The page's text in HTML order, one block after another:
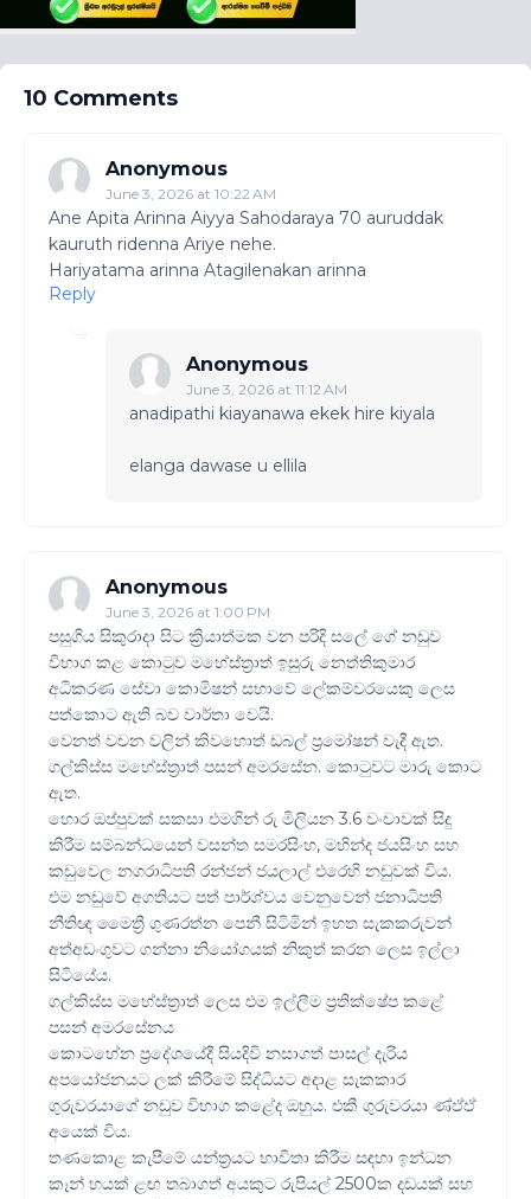
10 Comments
Anonymous
June 3, 2026 at 10:22 AM
Ane Apita Arinna Aiyya Sahodaraya 70 auruddak
kauruth ridenna Ariye nehe.
Hariyatama arinna Atagilenakan arinna
Reply
Anonymous
June 3, 2026 at 11:12 AM
anadipathi kiayanawa ekek hire kiyala
elanga dawase u ellila
Anonymous
June 3, 2026 at 1:00 PM
පසුගිය සිකුරාදා සිට ක්‍රියාත්මක වන පරිදි සලේ ගේ නඩුව
විභාග කළ කොටුව මහේස්ත්‍රාත් ඉසුරු නෙත්තිකුමාර
අධිකරණ සේවා කොමිෂන් සභාවේ ලේකම්වරයෙකු ලෙස
පත්කොට ඇති බව වාර්තා වෙයි.
වෙනත් වචන වලින් කිවහොත් ඩබල් ප්‍රමෝෂන් වැදී ඇත.
ගල්කිස්ස මහේස්ත්‍රාත් පසන් අමරසේන. කොටුවට මාරු කොට
ඇත.
හොර ඔප්පුවක් සකසා එමගින් රු මිලියන 3.6 වංචාවක් සිදු
කිරීම සම්බන්ධයෙන් වසන්ත සමරසිංහ, මහින්ද ජයසිංහ සහ
කඩුවෙල නගරාධිපති රන්ජන් ජයලාල් එරෙහි නඩුවක් විය.
එම නඩුවේ අගතියට පත් පාර්ශ්වය වෙනුවෙන් ජනාධිපති
නීතිඥ මෛත්‍රී ගුණරත්න පෙනී සිටිමින් ඉහත සැකකරුවන්
අත්අඩංගුවට ගන්නා නියෝගයක් නිකුත් කරන ලෙස ඉල්ලා
සිටියේය.
ගල්කිස්ස මහේස්ත්‍රාත් ලෙස එම ඉල්ලීම ප්‍රතික්ෂේප කළේ
පසන් අමරසේනය
කොටහේන ප්‍රදේශයේදී සියදිවි නසාගත් පාසල් දැරිය
අපයෝජනයට ලක් කිරීමේ සිද්ධියට අදාළ සැකකාර
ගුරුවරයාගේ නඩුව විභාග කළේද ඔහුය. එකී ගුරුවරයා ණ්ඵ්ඵ්
අයෙක් විය.
තණකොළ කැපීමේ යන්ත්‍රයට භාවිතා කිරීම සඳහා ඉන්ධන
කෑන් හයක් ළඟ තබාගත් අයකුට රුපියල් 2500ක දඩයක් සහ